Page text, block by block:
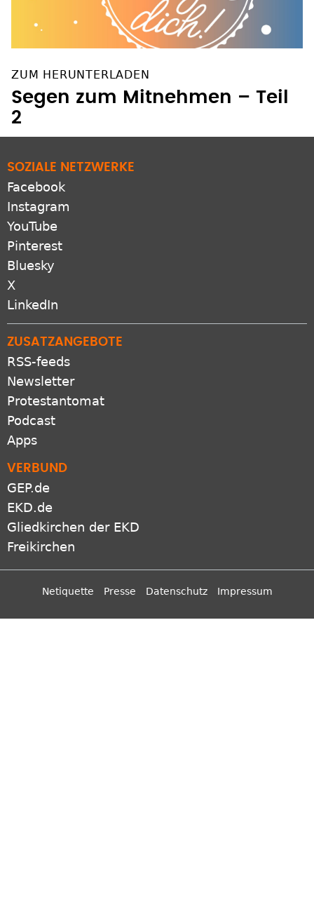
ZUM HERUNTERLADEN
Segen zum Mitnehmen – Teil
2
SOZIALE NETZWERKE
Facebook
Instagram
YouTube
Pinterest
Bluesky
X
LinkedIn
ZUSATZANGEBOTE
RSS-feeds
Newsletter
Protestantomat
Podcast
Apps
VERBUND
GEP.de
EKD.de
Gliedkirchen der EKD
Freikirchen
Netiquette Presse Datenschutz Impressum